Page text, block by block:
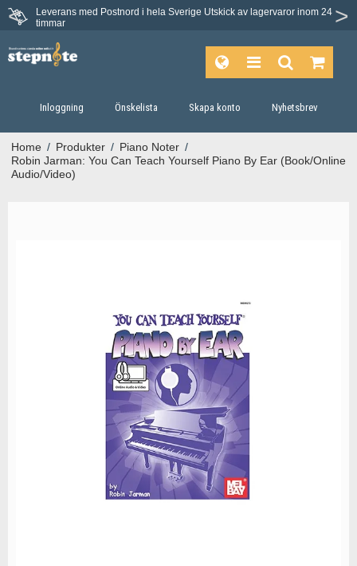
Leverans med Postnord i hela Sverige Utskick av lagervaror inom 24
timmar
Du har 30 dagars ångerrätt.
Inloggning Önskelista Skapa konto Nyhetsbrev
Home / Produkter / Piano Noter /
Robin Jarman: You Can Teach Yourself Piano By Ear (Book/Online
Audio/Video)